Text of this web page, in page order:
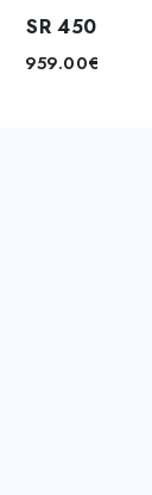
SR 450
959.00€